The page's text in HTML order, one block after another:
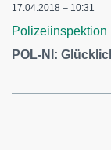
17.04.2018 – 10:31
Polizeiinspektion
POL-NI: